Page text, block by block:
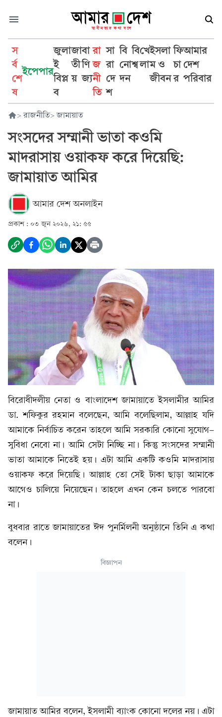
স
র্ব
শে
ষ
ইপেপার
জুলা
ই
বিপ্ল
ব
জা
তী
য়
বা
ণি
জ্য
রা
জ
নী
তি
সা
রা
দে
শ
বি
নো
দন
বি
শ্ব
খে
লা
ইসলা
ম ও
জীবন
ফি
চা
র
আমার
দেশ
পরিবার
> রাজনীতি> জামায়াত
সংসদের সম্মানী ভাতা কওমি
মাদরাসায় ওয়াকফ করে দিয়েছি:
জামায়াত আমির
আমার দেশ অনলাইন
প্রকাশ : ০৩ জুন ২০২৬, ২১: ৫৫
বিরোধীদলীয় নেতা ও বাংলাদেশ জামায়াতে ইসলামীর আমির
ডা. শফিকুর রহমান বলেছেন, আমি বলেছিলাম, আল্লাহ যদি
আমাকে নির্বাচিত করেন তাহলে আমি সরকারি কোনো সুযোগ-
সুবিধা নেবো না। আমি সেটা নিচ্ছি না। কিন্তু সংসদের সম্মানী
ভাতা আমাকে নিতেই হয়। এটা আমি একটি কওমি মাদরাসায়
ওয়াকফ করে দিয়েছি। আল্লাহ তো সেই টাকা ছাড়া আমাকে
আগেও চালিয়ে নিয়েছেন। তাহলে এখন কেন চলতে পারবো
না।
বুধবার রাতে জামায়াতের ঈদ পুনর্মিলনী অনুষ্ঠানে তিনি এ কথা
বলেন।
বিজ্ঞাপন
জামায়াত আমির বলেন, ইসলামী ব্যাংক কোনো দলের নয়। এটা